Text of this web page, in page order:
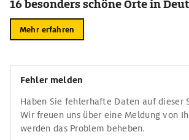
16 besonders schöne Orte in
Mehr erfahren
Fehler melden
Haben Sie fehlerhafte Daten auf dieser
Wir freuen uns über eine Meldung von
werden das Problem beheben.